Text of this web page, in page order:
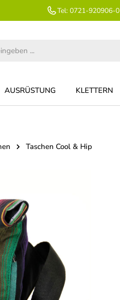
Tel: 0721-920906-0
AUSRÜSTUNG KLETTERN
Taschen Cool & Hip